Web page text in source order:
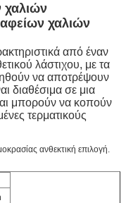
χαλιών
χαλιών
από έναν
λάστιχου, με τα
να αποτρέψουν
διαθέσιμα σε μια
μπορούν να κοπούν
τερματικούς
ανθεκτική επιλογή.